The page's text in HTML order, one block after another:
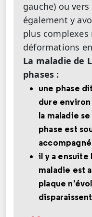
gauche) ou
également y
plus
déformations
La maladie de
phases :
une phase
dure
la maladie
phase est
il y a ensuite
maladie est
plaque